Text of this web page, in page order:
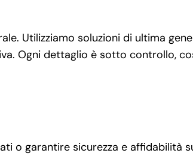
Utilizziamo soluzioni di ultima
Ogni dettaglio è sotto controllo,
o garantire sicurezza e affidabilità